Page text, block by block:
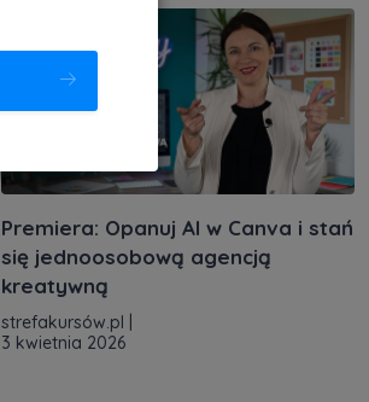
Premiera: Opanuj AI w Canva i stań
się jednoosobową agencją
kreatywną
strefakursów.pl
3 kwietnia 2026